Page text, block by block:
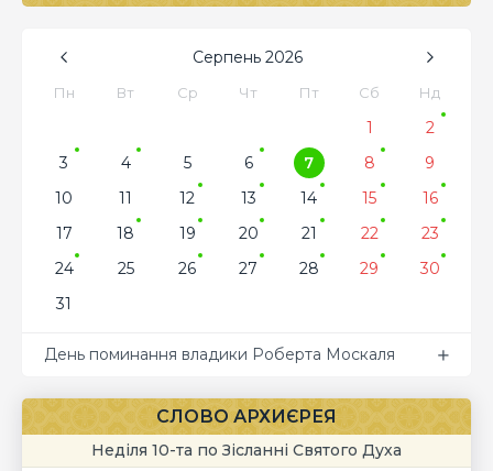
Серпень 2026
Пн Вт Ср Чт Пт Сб Нд
1
2
3
4 5 6 7 8
9
10
11 12 13 14 15
16
17
18 19 20 21 22
23
24
25 26 27 28 29
30
31
День поминання владики Роберта Москаля
СЛОВО АРХИЄРЕЯ
Неділя 10-та по Зісланні Святого Духа